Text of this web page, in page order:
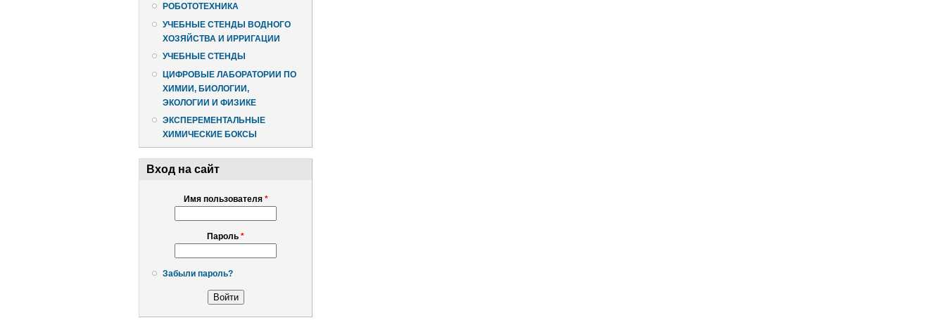
РОБОТОТЕХНИКА
УЧЕБНЫЕ СТЕНДЫ ВОДНОГО
ХОЗЯЙСТВА И ИРРИГАЦИИ
УЧЕБНЫЕ СТЕНДЫ
ЦИФРОВЫЕ ЛАБОРАТОРИИ ПО
ХИМИИ, БИОЛОГИИ,
ЭКОЛОГИИ И ФИЗИКЕ
ЭКСПЕРЕМЕНТАЛЬНЫЕ
ХИМИЧЕСКИЕ БОКСЫ
Вход на сайт
Имя пользователя *
Пароль *
Забыли пароль?